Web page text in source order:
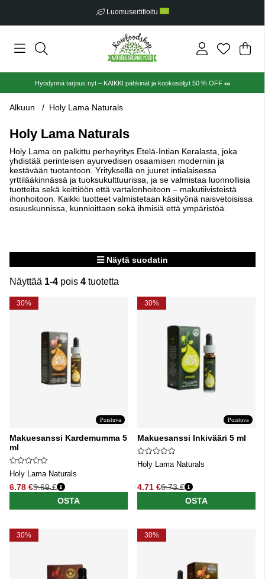
Luomusertifioitu
.
Hyödynnä tarjous nyt – KAIKKI pähkinät ja kookosöljyt 50 % OFF 🥜
Alkuun Holy Lama Naturals
Holy Lama Naturals
Holy Lama on palkittu perheyritys Etelä-Intian Keralasta, joka
yhdistää perinteisen ayurvedisen osaamisen moderniin ja
kestävään tuotantoon. Yrityksellä on juuret intialaisessa
yrttilääkinnässä ja tuoksukulttuurissa, ja se valmistaa luonnollisia
tuotteita sekä keittiöön että vartalonhoitoon – makutiivisteistä
ihonhoitoon. Kaikki tuotteet valmistetaan käsityönä naisvetoisissa
osuuskunnissa, kunnioittaen sekä ihmisiä että ympäristöä.
Näytä suodatin
Näyttää 1-4 pois 4 tuotetta
Tuotteet
30%
Poistuva
Makuesanssi Kardemumma 5
ml
Holy Lama Naturals
6.78 €
Normaali hinta
9.69 €
OSTA
30%
Poistuva
Makuesanssi Inkivääri 5 ml
Holy Lama Naturals
4.71 €
Normaali hinta
6.73 €
OSTA
30% 30%